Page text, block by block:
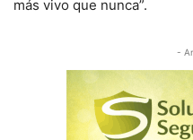
más vivo que nunca”.
-